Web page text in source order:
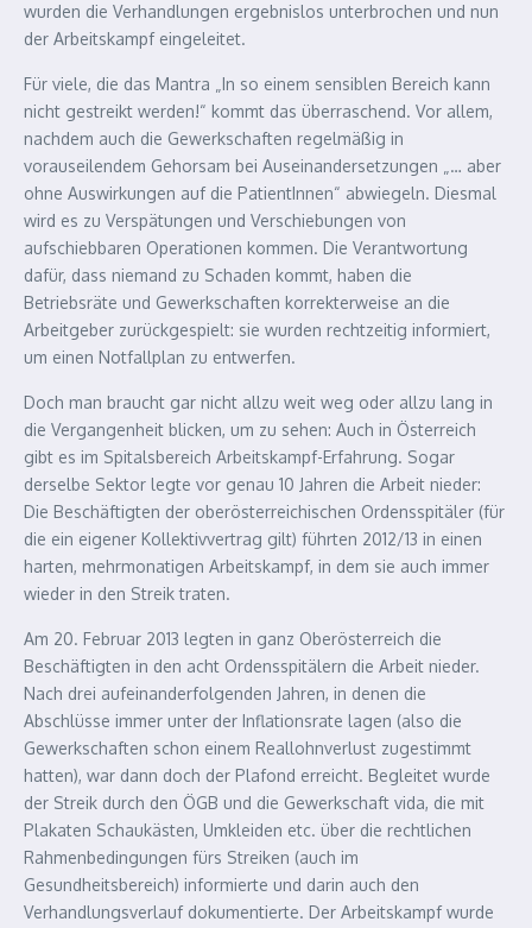
wurden die Verhandlungen ergebnislos unterbrochen und nun
der Arbeitskampf eingeleitet.
Für viele, die das Mantra „In so einem sensiblen Bereich kann
nicht gestreikt werden!“ kommt das überraschend. Vor allem,
nachdem auch die Gewerkschaften regelmäßig in
vorauseilendem Gehorsam bei Auseinandersetzungen „… aber
ohne Auswirkungen auf die PatientInnen“ abwiegeln. Diesmal
wird es zu Verspätungen und Verschiebungen von
aufschiebbaren Operationen kommen. Die Verantwortung
dafür, dass niemand zu Schaden kommt, haben die
Betriebsräte und Gewerkschaften korrekterweise an die
Arbeitgeber zurückgespielt: sie wurden rechtzeitig informiert,
um einen Notfallplan zu entwerfen.
Doch man braucht gar nicht allzu weit weg oder allzu lang in
die Vergangenheit blicken, um zu sehen: Auch in Österreich
gibt es im Spitalsbereich Arbeitskampf-Erfahrung. Sogar
derselbe Sektor legte vor genau 10 Jahren die Arbeit nieder:
Die Beschäftigten der oberösterreichischen Ordensspitäler (für
die ein eigener Kollektivvertrag gilt) führten 2012/13 in einen
harten, mehrmonatigen Arbeitskampf, in dem sie auch immer
wieder in den Streik traten.
Am 20. Februar 2013 legten in ganz Oberösterreich die
Beschäftigten in den acht Ordensspitälern die Arbeit nieder.
Nach drei aufeinanderfolgenden Jahren, in denen die
Abschlüsse immer unter der Inflationsrate lagen (also die
Gewerkschaften schon einem Reallohnverlust zugestimmt
hatten), war dann doch der Plafond erreicht. Begleitet wurde
der Streik durch den ÖGB und die Gewerkschaft vida, die mit
Plakaten Schaukästen, Umkleiden etc. über die rechtlichen
Rahmenbedingungen fürs Streiken (auch im
Gesundheitsbereich) informierte und darin auch den
Verhandlungsverlauf dokumentierte. Der Arbeitskampf wurde